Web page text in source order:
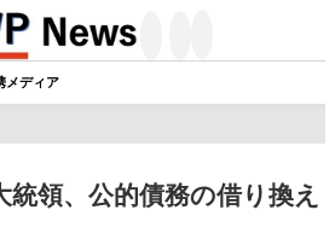
メディア
領、公的債務の借り換え